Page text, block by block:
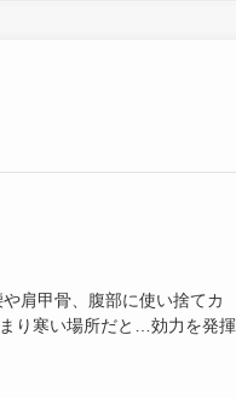
肩甲骨、腹部に使い捨てカ
り寒い場所だと…効力を発揮